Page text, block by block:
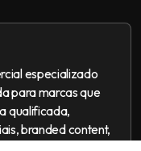
especializado
para marcas que
qualificada,
branded content,